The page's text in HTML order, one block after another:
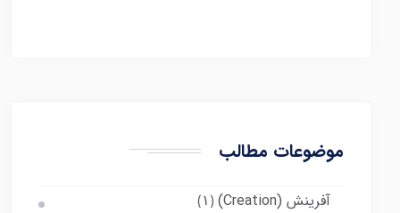
موضوعات مطالب
آفرینش (Creation) (۱)